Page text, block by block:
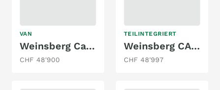
VAN
Weinsberg Cara Tour 600 MQH
CHF 48'900
TEILINTEGRIERT
Weinsberg CARACOMPACT 600 MEG PEPPER EDITION 2.0
CHF 48'997